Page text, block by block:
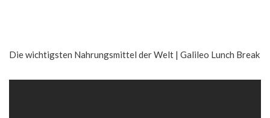
Die wichtigsten Nahrungsmittel der Welt | Galileo Lunch Break